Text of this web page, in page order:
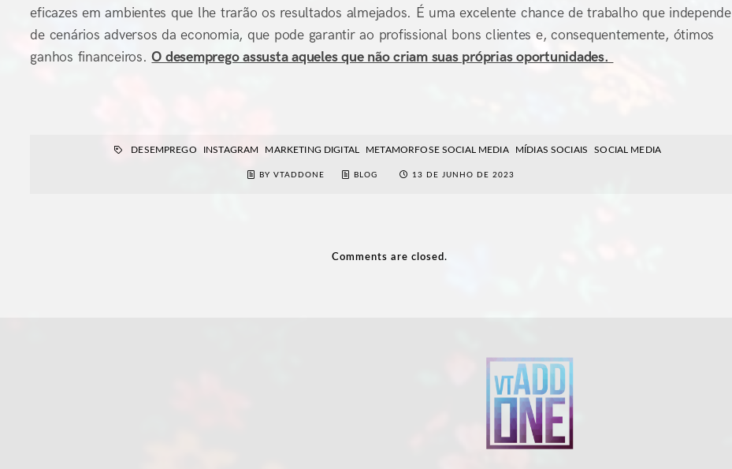
eficazes em ambientes que lhe trarão os resultados almejados. É uma excelente chance de trabalho que independe
de cenários adversos da economia, que pode garantir ao profissional bons clientes e, consequentemente, ótimos
ganhos financeiros.O desemprego assusta aqueles que não criam suas próprias oportunidades.
DESEMPREGO INSTAGRAM MARKETING DIGITAL METAMORFOSE SOCIAL MEDIA MÍDIAS SOCIAIS SOCIAL MEDIA
BY VTADDONE BLOG 13 DE JUNHO DE 2023
Comments are closed.